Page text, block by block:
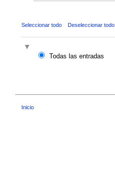
Seleccionar todo Deseleccionar todo
Todas las entradas
Inicio